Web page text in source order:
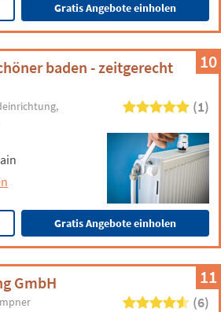
Gratis Angebote einholen
10
baden - zeitgerecht
(1)
Gratis Angebote einholen
11
GmbH
(6)